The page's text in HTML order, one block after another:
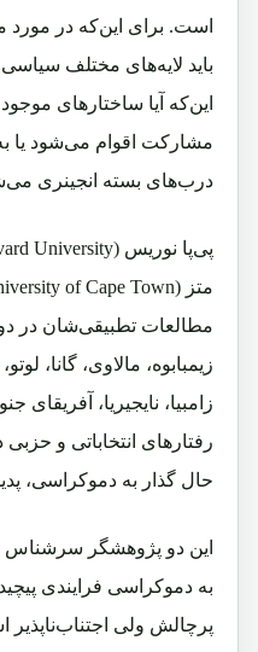
است. برای این‌که در
باید لایه‌های مختلف
این‌که آیا ساختارهای
مشارکت اقوام می‌شود یا
درب‌های بسته انجینری
مطالعات‌ تطبیقی‌شان در
زیمبابوه، مالاوی، گانا، لوتو،
زامبیا، نایجیریا، آفریقای
رفتارهای انتخاباتی و
حال گذار به دموکراسی،
این دو پژوهشگر سرشناس
به دموکراسی فرایندی
پرچالش ولی